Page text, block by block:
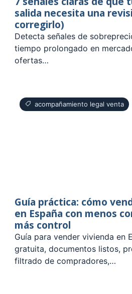
salida necesita una
corregirlo)
Detecta señales de
tiempo prolongado en
ofertas…
acompañamiento legal venta
Guía práctica: cómo
en España con menos
más control
Guía para vender vivienda en
gratuita, documentos listos,
filtrado de compradores,…